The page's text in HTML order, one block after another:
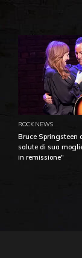
ROCK NEWS
Bruce Springsteen
salute di sua
in remissione"